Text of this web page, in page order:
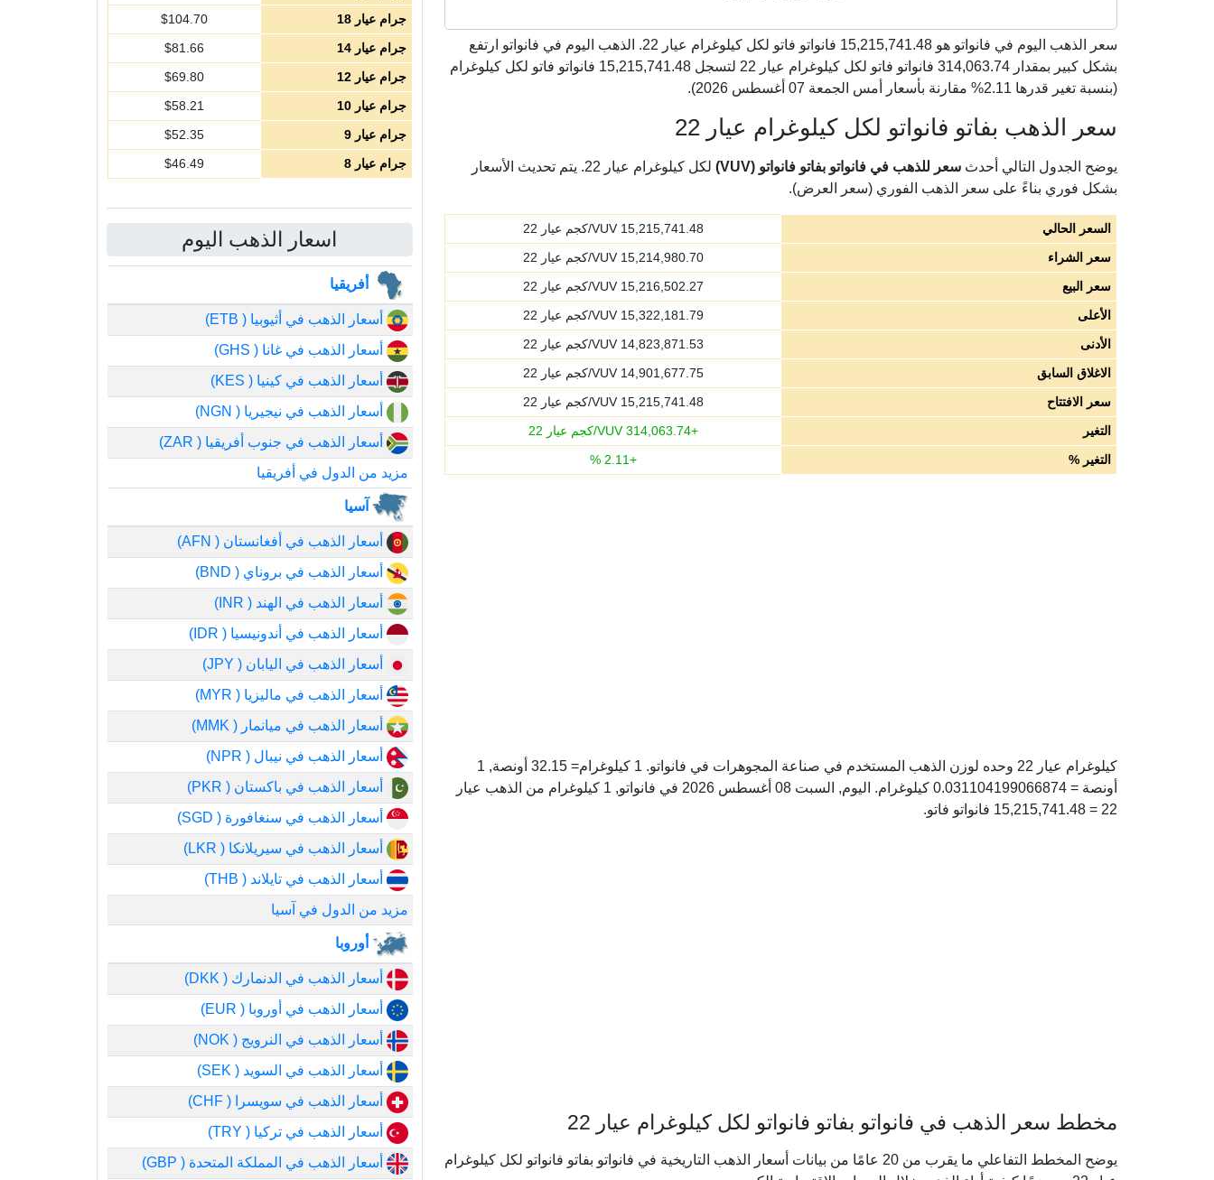
سعر الذهب اليوم في فانواتو هو 15,215,741.48
فانواتو فاتو لكل كيلوغرام عيار 22. الذهب اليوم في فانواتو ارتفع
بشكل كبير بمقدار 314,063.74 فانواتو فاتو لكل كيلوغرام عيار 22 لتسجل 15,215,741.48 فانواتو فاتو لكل كيلوغرام
(بنسبة تغير قدرها 2.11% مقارنة بأسعار أمس الجمعة 07 أغسطس 2026).
سعر الذهب بفاتو فانواتو لكل كيلوغرام عيار 22
يوضح الجدول التالي أحدث سعر للذهب في فانواتو بفاتو فانواتو (VUV)
لكل كيلوغرام عيار 22. يتم تحديث الأسعار
بشكل فوري بناءً على سعر الذهب الفوري (سعر العرض).
السعر الحالي 15,215,741.48 VUV/كجم عيار 22
سعر الشراء
15,214,980.70 VUV/كجم عيار 22
سعر البيع
15,216,502.27 VUV/كجم عيار 22
الأعلى
15,322,181.79 VUV/كجم عيار 22
الأدنى
14,823,871.53 VUV/كجم عيار 22
الاغلاق السابق
14,901,677.75 VUV/كجم عيار 22
سعر الافتتاح
15,215,741.48 VUV/كجم عيار 22
التغير
+
314,063.74VUV/كجم عيار 22
التغير %
+
2.11
%
كيلوغرام عيار 22 وحده لوزن الذهب المستخدم في صناعة المجوهرات في فانواتو. 1 كيلوغرام= 32.15 أونصة, 1
أونصة = 0.031104199066874 كيلوغرام. اليوم, السبت 08 أغسطس 2026 في فانواتو, 1 كيلوغرام من الذهب عيار
22 = 15,215,741.48 فانواتو فاتو.
مخطط سعر الذهب في فانواتو بفاتو فانواتو لكل كيلوغرام عيار 22
يوضح المخطط التفاعلي ما يقرب من 20 عامًا من بيانات أسعار الذهب التاريخية في فانواتو بفاتو فانواتو لكل كيلوغرام
جرام عيار 18
$104.70
جرام عيار 14
$81.66
جرام عيار 12
$69.80
جرام عيار 10
$58.21
جرام عيار 9
$52.35
جرام عيار 8
$46.49
اسعار الذهب اليوم
أفريقيا
أسعار الذهب في أثيوبيا ( ETB)
أسعار الذهب في غانا ( GHS)
أسعار الذهب في كينيا ( KES)
أسعار الذهب في نيجيريا ( NGN)
أسعار الذهب في جنوب أفريقيا ( ZAR)
مزيد من الدول في أفريقيا
آسيا
أسعار الذهب في أفغانستان ( AFN)
أسعار الذهب في بروناي ( BND)
أسعار الذهب في الهند ( INR)
أسعار الذهب في أندونيسيا ( IDR)
أسعار الذهب في اليابان ( JPY)
أسعار الذهب في ماليزيا ( MYR)
أسعار الذهب في ميانمار ( MMK)
أسعار الذهب في نيبال ( NPR)
أسعار الذهب في باكستان ( PKR)
أسعار الذهب في سنغافورة ( SGD)
أسعار الذهب في سيريلانكا ( LKR)
أسعار الذهب في تايلاند ( THB)
مزيد من الدول في آسيا
أوروبا
أسعار الذهب في الدنمارك ( DKK)
أسعار الذهب في أوروبا ( EUR)
أسعار الذهب في النرويج ( NOK)
أسعار الذهب في السويد ( SEK)
أسعار الذهب في سويسرا ( CHF)
أسعار الذهب في تركيا ( TRY)
أسعار الذهب في المملكة المتحدة ( GBP)